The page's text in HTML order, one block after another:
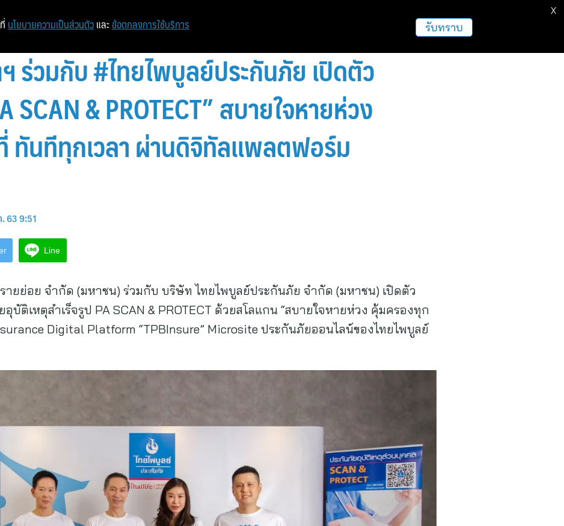
หน้าแรก ท่องเที่ยว ฝากข่าวประชาสัมพันธ์
ร่วมกับ #ไทยไพบูลย์ประกันภัย เปิดตัว
SCAN & PROTECT” สบายใจหายห่วง
ทันทีทุกเวลา ผ่านดิจิทัลแพลตฟอร์ม
63 9:51
Line
ายย่อย จำกัด (มหาชน) ร่วมกับ บริษัท ไทยไพบูลย์ประกันภัย จำกัด (มหาชน) เปิดตัว
ติเหตุสำเร็จรูป PA SCAN & PROTECT ด้วยสโลแกน “สบายใจหายห่วง คุ้มครองทุก
Digital Platform “TPBInsure” Microsite ประกันภัยออนไลน์ของไทยไพบูลย์
นโยบายความเป็นส่วนตัว และ ข้อตกลงการใช้บริการ รับทราบ
X